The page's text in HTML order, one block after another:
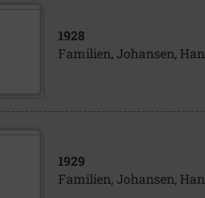
1928
Familien, Johansen,
1929
Familien, Johansen,